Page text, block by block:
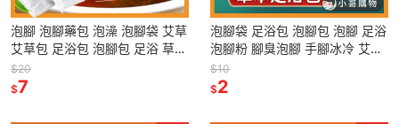
泡腳 泡腳藥包 泡澡 泡腳袋 艾草
艾草包 足浴包 泡腳包 足浴 草本
中藥泡腳包 泡腳中藥包 足浴藥
包
$20
$7
泡腳袋 足浴包 泡腳包 泡腳 足浴
泡腳粉 腳臭泡腳 手腳冰冷 艾草
足浴包 艾草泡腳 泡澡 草本足浴
包
$10
$2